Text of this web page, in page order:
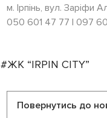
м. Ірпінь, вул. Заріфи
050 601 47 77 | 097
#ЖК “IRPIN CITY”
Повернутись до